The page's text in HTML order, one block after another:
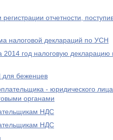
отчетности,
налоговой деклараций по УСН
2014 год налоговую
для беженцев
- юридического
органами
НДС
НДС